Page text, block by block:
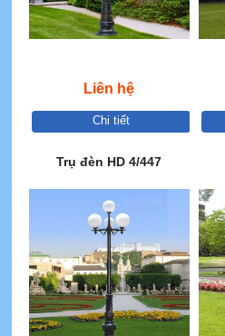
Liên hệ
Chi tiết
Trụ đèn HD 4/447